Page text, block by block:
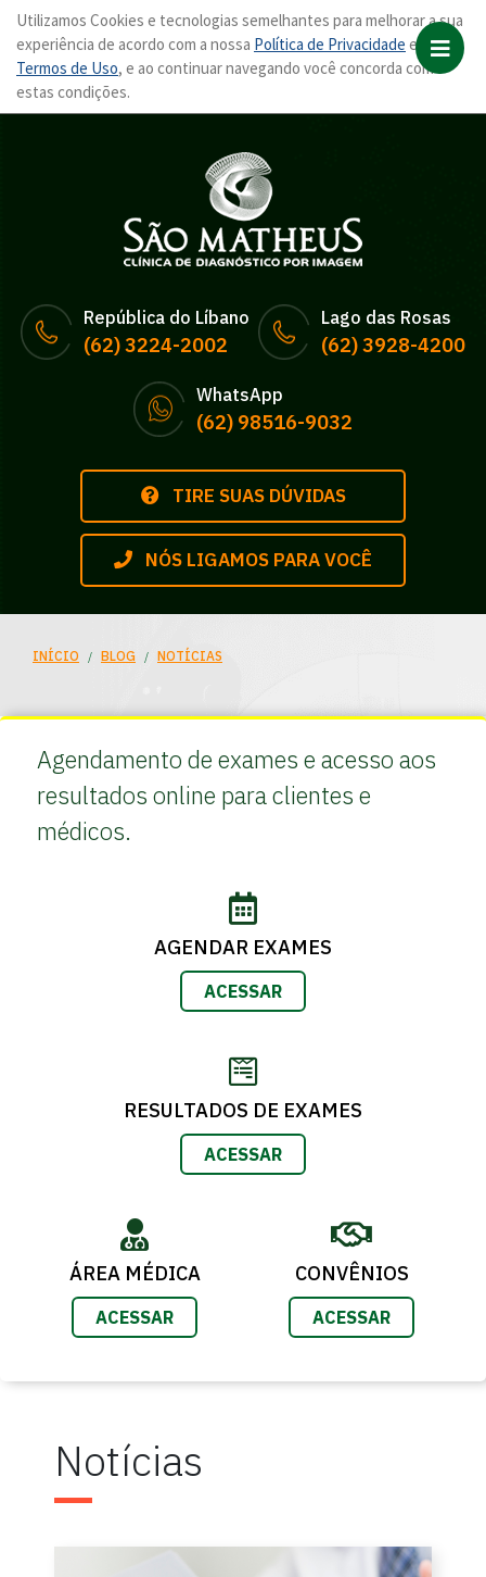
Utilizamos Cookies e tecnologias semelhantes para melhorar a sua
experiência de acordo com a nossa Política de Privacidade e
Termos de Uso, e ao continuar navegando você concorda com
estas condições.
República do Líbano
(62) 3224-2002
Lago das Rosas
(62) 3928-4200
WhatsApp
(62) 98516-9032
TIRE SUAS DÚVIDAS
NÓS LIGAMOS PARA VOCÊ
INÍCIO / BLOG / NOTÍCIAS
Agendamento de exames e acesso aos
resultados online para clientes e
médicos.
AGENDAR EXAMES
ACESSAR
RESULTADOS DE EXAMES
ACESSAR
ÁREA MÉDICA
ACESSAR
CONVÊNIOS
ACESSAR
Notícias